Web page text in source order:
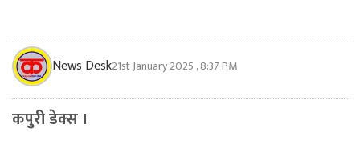
News Desk21st January 2025 , 8:37 PM
कपुरी डेक्स ।